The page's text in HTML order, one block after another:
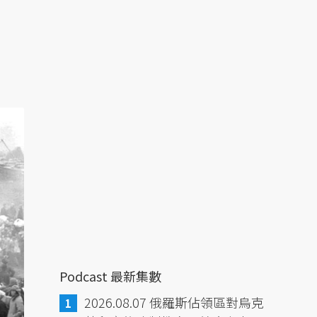
Podcast 最新集數
2026.08.07 俄羅斯佔領區對烏克